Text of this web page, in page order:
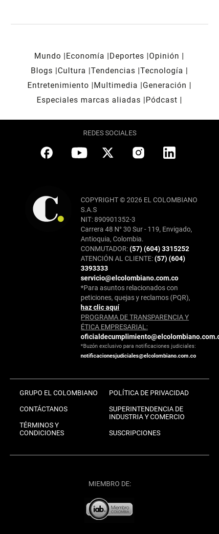
Mundo Economía Deportes
Opinión
Blogs
Cultura Tendencias Tecnología
Entretenimiento
Multimedia
Generación
Especiales marcas aliadas
Pódcast
REDES SOCIALES
COPYRIGHT © 2026 EL COLOMBIANO
S.A.S
NIT: 890901352-3
Carrera 48 N° 30 Sur - 119, Envigado,
Antioquia, Colombia.
CONMUTADOR:(57) (604) 3315252
ATENCIÓN AL CLIENTE:(57) (604)
3393333
servicio@elcolombiano.com.co
*Para asuntos relacionados con
peticiones, quejas y reclamos (PQR),
haz clic aquí
PROGRAMA DE TRANSPARENCIA Y
ÉTICA EMPRESARIAL:
*Buzón exclusivo para notificaciones judiciales:
notificacionesjudiciales@elcolombiano.com.co
GRUPO EL COLOMBIANO
CONTÁCTANOS
TÉRMINOS Y
CONDICIONES
POLÍTICA DE PRIVACIDAD
SUPERINTENDENCIA DE
INDUSTRIA Y COMERCIO
SUSCRIPCIONES
MIEMBRO DE: